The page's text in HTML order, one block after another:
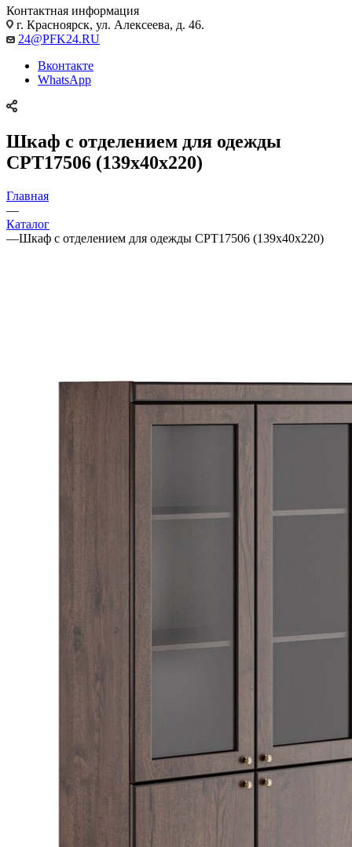
Контактная информация
г. Красноярск, ул. Алексеева, д. 46.
24@PFK24.RU
Вконтакте
WhatsApp
Шкаф с отделением для одежды
CPT17506 (139x40x220)
Главная
—
Каталог
—Шкаф с отделением для одежды CPT17506 (139x40x220)